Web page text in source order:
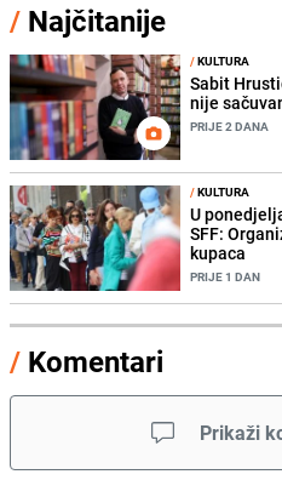
/ Najčitanije
/KULTURA
Sabit
nije
PRIJE 2 DANA
/KULTURA
U
SFF:
kupaca
PRIJE 1 DAN
/ Komentari
Prikaži